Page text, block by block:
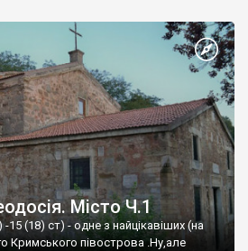
Місто Ч.1
(18) ст) - одне з найцікавіших (на
Кримського півострова .Ну,але